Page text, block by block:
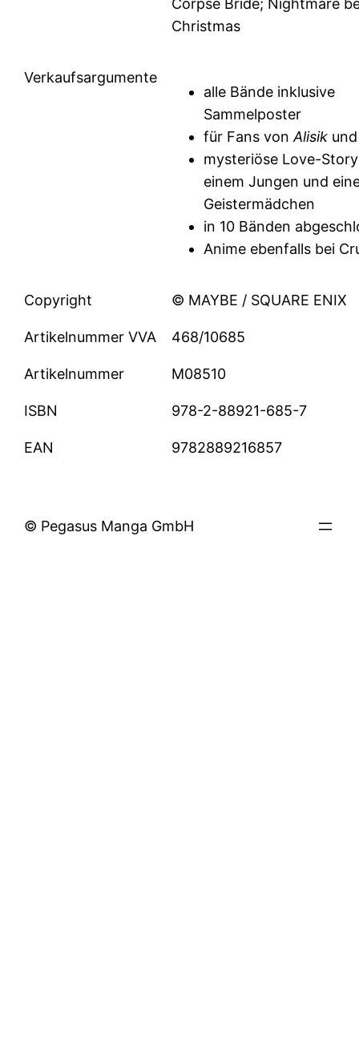
Corpse Bride; Nightmare
Christmas
Verkaufsargumente
alle Bände inklusive
Sammelposter
für Fans vonAlisik und
mysteriöse Love-
einem Jungen und
Geistermädchen
in 10 Bänden
Anime ebenfalls bei
Copyright © MAYBE / SQUARE ENIX
Artikelnummer VVA 468/10685
Artikelnummer M08510
ISBN 978-2-88921-685-7
EAN 9782889216857
© Pegasus Manga GmbH